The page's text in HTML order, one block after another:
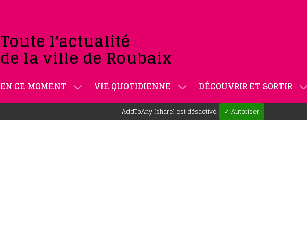
Toute l'actualité
de la ville de Roubaix
EN CE MOMENT VIE QUOTIDIENNE DÉCOUVRIR ET SORTIR
AddToAny (share) est désactivé. ✓ Autoriser